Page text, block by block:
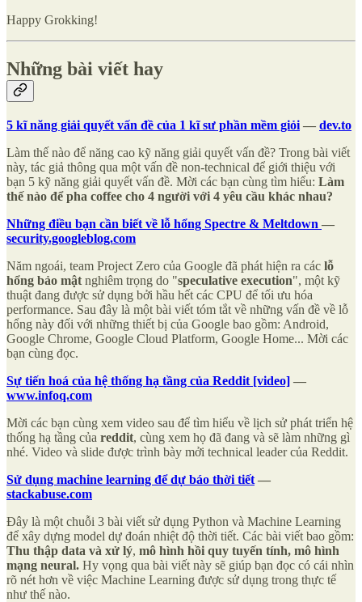
Happy Grokking!
Những bài viết hay
5 kĩ năng giải quyết vấn đề của 1 kĩ sư phần mềm giỏi — dev.to
Làm thế nào để năng cao kỹ năng giải quyết vấn đề? Trong bài viết
này, tác giả thông qua một vấn đề non-technical để giới thiệu với
bạn 5 kỹ năng giải quyết vấn đề. Mời các bạn cùng tìm hiểu: Làm
thế nào để pha coffee cho 4 người với 4 yêu cầu khác nhau?
Những điều bạn cần biết về lỗ hổng Spectre & Meltdown —
security.googleblog.com
Năm ngoái, team Project Zero của Google đã phát hiện ra các lỗ
hổng bảo mật nghiêm trọng do "speculative execution", một kỹ
thuật đang được sử dụng bởi hầu hết các CPU để tối ưu hóa
performance. Sau đây là một bài viết tóm tắt về những vấn đề về lỗ
hổng này đối với những thiết bị của Google bao gồm: Android,
Google Chrome, Google Cloud Platform, Google Home... Mời các
bạn cùng đọc.
Sự tiến hoá của hệ thống hạ tầng của Reddit [video] —
www.infoq.com
Mời các bạn cùng xem video sau để tìm hiểu về lịch sử phát triển hệ
thống hạ tầng của reddit, cùng xem họ đã đang và sẽ làm những gì
nhé. Video và slide được trình bày mởi technical leader của Reddit.
Sử dụng machine learning để dự báo thời tiết —
stackabuse.com
Đây là một chuỗi 3 bài viết sử dụng Python và Machine Learning
để xây dựng model dự đoán nhiệt độ thời tiết. Các bài viết bao gồm:
Thu thập data và xử lý, mô hình hồi quy tuyến tính, mô hình
mạng neural. Hy vọng qua bài viết này sẽ giúp bạn đọc có cái nhìn
rõ nét hơn về việc Machine Learning được sử dụng trong thực tế
như thế nào.